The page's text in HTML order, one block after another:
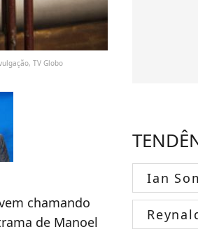
TV Globo
chamando
de Manoel
Ian